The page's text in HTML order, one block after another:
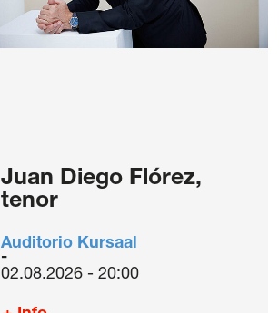
Juan Diego Flórez,
tenor
Auditorio Kursaal
02.08.2026 - 20:00